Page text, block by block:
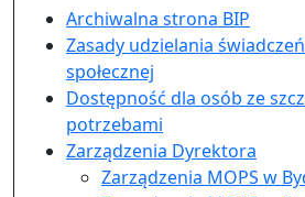
Menu główne pionowe
Archiwalna strona BIP
Zasady udzielania
społecznej
Dostępność dla osób ze
potrzebami
Zarządzenia Dyrektora
Zarządzenia MOPS w